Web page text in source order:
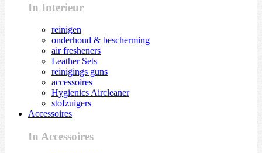
In Interieur
reinigen
onderhoud & bescherming
air fresheners
Leather Sets
reinigings guns
accessoires
Hygienics Aircleaner
stofzuigers
Accessoires
In Accessoires